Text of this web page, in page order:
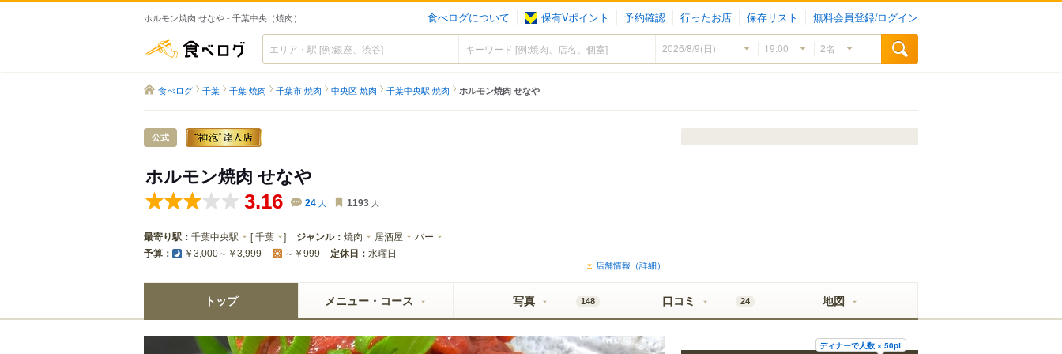
ホルモン焼肉 せなや - 千葉中央（焼肉） 食べログについて 保有Vポイント 予約確認 行ったお店 保存リスト 無料会員登録/ログイン
食べログ
食べログ 千葉 千葉 焼肉 千葉市 焼肉 中央区 焼肉 千葉中央駅 焼肉 ホルモン焼肉 せなや
公式
ホルモン焼肉 せなや
3.16 24 人 1193 人
最寄り駅： 千葉中央駅 [千葉 ] ジャンル： 焼肉 居酒屋 バー
予算： ￥3,000～￥3,999 ～￥999 定休日： 水曜日
店舗情報（詳細）
トップ メニュー・コース 写真 148 口コミ 24 地図
ディナーで人数 × 50pt